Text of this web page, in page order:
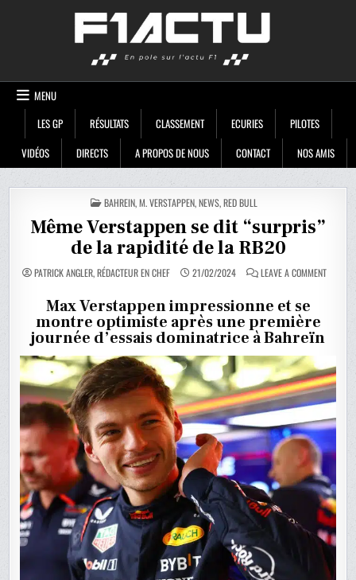
MENU
LES GP
RÉSULTATS CLASSEMENT ECURIES
PILOTES
VIDÉOS
DIRECTS A PROPOS DE NOUS CONTACT NOS AMIS
POSTED
IN
BAHREIN,M. VERSTAPPEN,NEWS,RED BULL
Même Verstappen se dit “surpris”
de la rapidité de la RB20
PATRICK ANGLER, RÉDACTEUR EN CHEF 21/02/2024 LEAVE A COMMENTON
MÊME
LA
RB20
Max Verstappen impressionne et se
montre optimiste après une première
journée d’essais dominatrice à Bahreïn